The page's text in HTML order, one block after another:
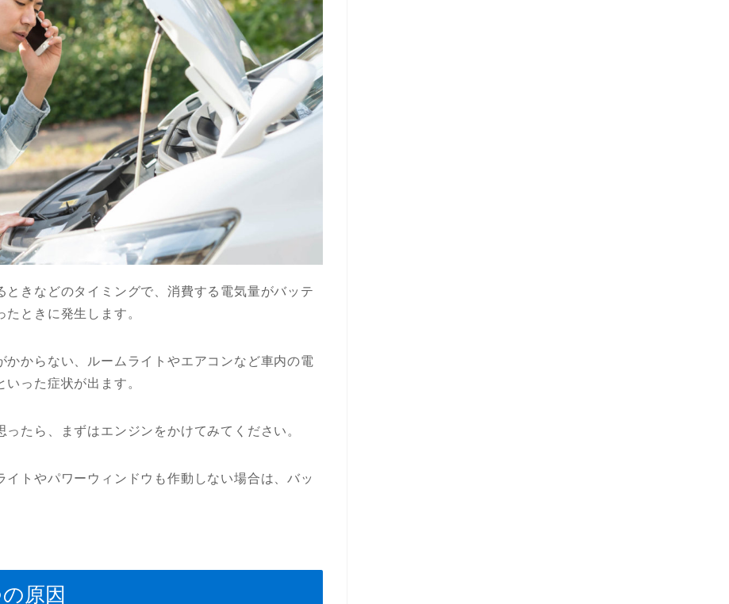
きなどのタイミングで、消費する電気量がバッテ
ときに発生します。
からない、ルームライトやエアコンなど車内の電
った症状が出ます。
たら、まずはエンジンをかけてみてください。
トやパワーウィンドウも作動しない場合は、バッ
原因